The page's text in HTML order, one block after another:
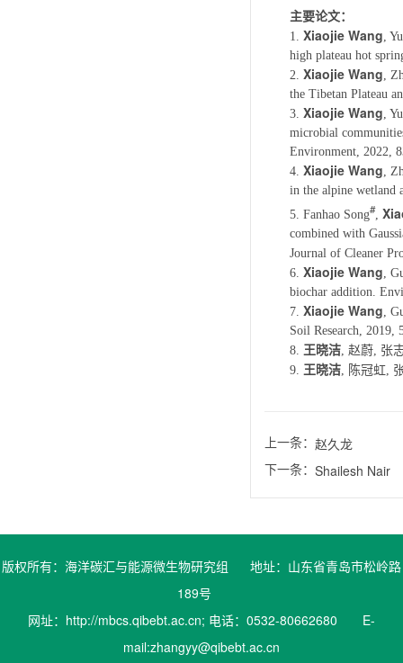
主要论文：
1. Xiaojie Wang,
high plateau hot
2. Xiaojie Wang,
the Tibetan Plateau
3. Xiaojie Wang,
microbial
Environment, 2022,
4. Xiaojie Wang,
in the alpine wetland
5. Fanhao Song#
combined with
Journal of Cleaner
6. Xiaojie Wang ,
biochar addition.
7. Xiaojie Wang ,
Soil Research, 2019,
8. 王晓洁 赵蔚 张
9. 王晓洁 陈冠虹
上一条： 赵久龙
下一条： Shailesh Nair
版权所有：海洋碳汇与能源微生物研究组 地址：山东省青岛市松岭路
189号
网址：http://mbcs.qibebt.ac.cn; 电话：0532-80662680 E-
mail:zhangyy@qibebt.ac.cn